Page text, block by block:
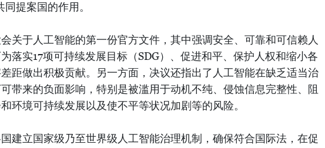
提案国的作用。
关于人工智能的第一份官方文件，其中强调安全、可靠和可信赖人
落实17项可持续发展目标（SDG）、促进和平、保护人权和缩小各
距做出积极贡献。另一方面，决议还指出了人工智能在缺乏适当治
带来的负面影响，特别是被滥用于动机不纯、侵蚀信息完整性、阻
环境可持续发展以及使不平等状况加剧等的风险。
建立国家级乃至世界级人工智能治理机制，确保符合国际法，在促